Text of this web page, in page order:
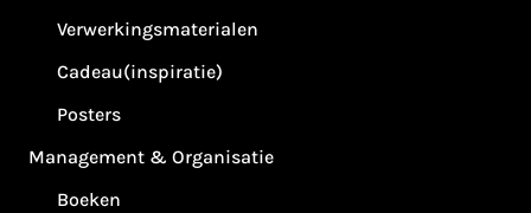
Verwerkingsmaterialen
Cadeau(inspiratie)
Posters
Management & Organisatie
Boeken